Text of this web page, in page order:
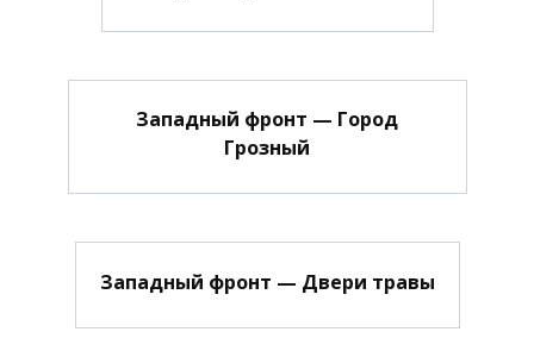
Западный фронт — Город
Грозный
Западный фронт — Двери травы